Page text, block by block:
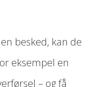
besked, kan de
eksempel en
– og få